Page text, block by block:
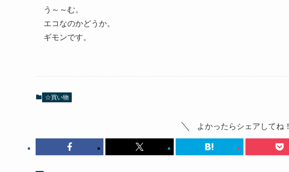
う～～む。
エコなのかどうか。
ギモンです。
☆買い物
よかったらシェアしてね！